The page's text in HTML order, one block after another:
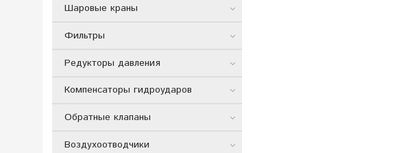
Шаровые краны
Фильтры
Редукторы давления
Компенсаторы гидроударов
Обратные клапаны
Воздухоотводчики